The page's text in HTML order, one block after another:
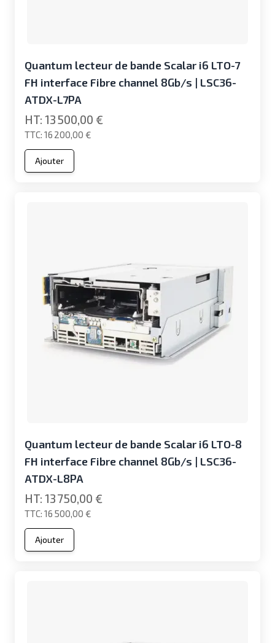
Quantum lecteur de bande Scalar i6 LTO-7
FH interface Fibre channel 8Gb/s | LSC36-
ATDX-L7PA
16 200,00 €
13 500,00 €
Ajouter
Quantum lecteur de bande Scalar i6 LTO-8
FH interface Fibre channel 8Gb/s | LSC36-
ATDX-L8PA
16 500,00 €
13 750,00 €
Ajouter